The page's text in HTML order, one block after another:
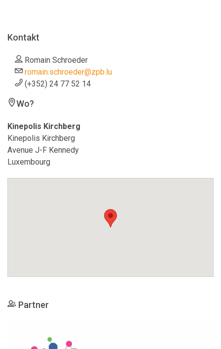
Kontakt
Romain Schroeder
romain.schroeder@zpb.lu
(+352) 24 77 52 14
Wo?
Kinepolis Kirchberg
Kinepolis Kirchberg
Avenue J-F Kennedy
Luxembourg
Partner